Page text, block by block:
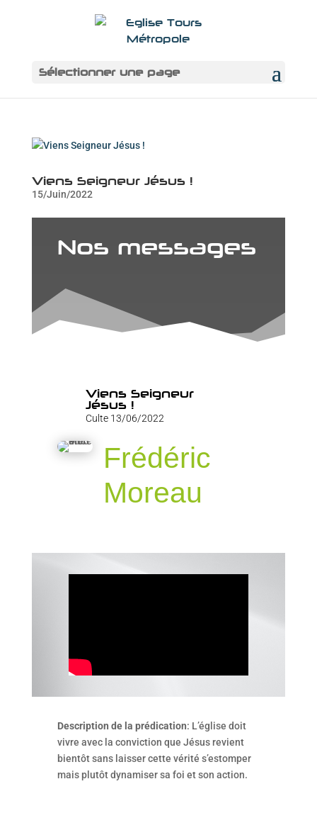
Sélectionner une page
Viens Seigneur Jésus !
15/Juin/2022
Nos messages
Viens Seigneur
Jésus !
Culte 13/06/2022
Frédéric
Moreau
Description de la prédication: L’église doit
vivre avec la conviction que Jésus revient
bientôt sans laisser cette vérité s’estomper
mais plutôt dynamiser sa foi et son action.